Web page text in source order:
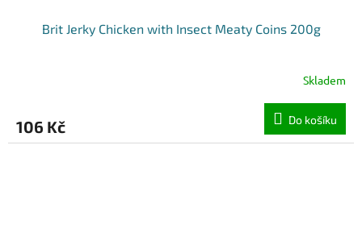
Brit Jerky Chicken with Insect Meaty Coins 200g
Skladem
106 Kč Do košíku